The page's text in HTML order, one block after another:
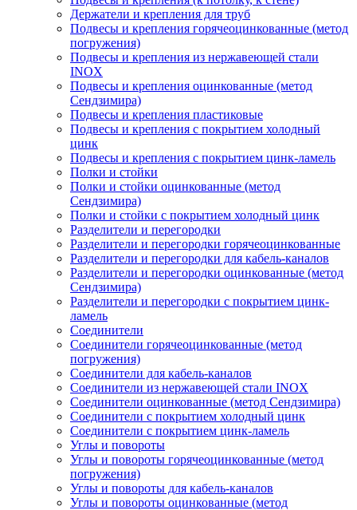
Держатели и крепления для труб
Подвесы и крепления горячеоцинкованные (метод
погружения)
Подвесы и крепления из нержавеющей стали
INOX
Подвесы и крепления оцинкованные (метод
Сендзимира)
Подвесы и крепления пластиковые
Подвесы и крепления с покрытием холодный
цинк
Подвесы и крепления с покрытием цинк-ламель
Полки и стойки
Полки и стойки оцинкованные (метод
Сендзимира)
Полки и стойки с покрытием холодный цинк
Разделители и перегородки
Разделители и перегородки горячеоцинкованные
Разделители и перегородки для кабель-каналов
Разделители и перегородки оцинкованные (метод
Сендзимира)
Разделители и перегородки с покрытием цинк-
ламель
Соединители
Соединители горячеоцинкованные (метод
погружения)
Соединители для кабель-каналов
Соединители из нержавеющей стали INOX
Соединители оцинкованные (метод Сендзимира)
Соединители с покрытием холодный цинк
Соединители с покрытием цинк-ламель
Углы и повороты
Углы и повороты горячеоцинкованные (метод
погружения)
Углы и повороты для кабель-каналов
Углы и повороты оцинкованные (метод